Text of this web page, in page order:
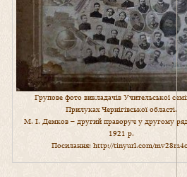
Групове фото викладачів Учительської
Прилуках Чернігівської області.
М. І. Демков – другий праворуч у другому
1921 р.
Посилання: http://tinyurl.com/